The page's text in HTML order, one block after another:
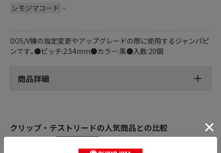
シモジマコード -
DOS/V機の設定変更やアップグレードの際に使用するジャンパピ
ンです｡●ピッチ:2.54mm●カラー:黒●入数:20個
商品詳細
クリップ・テストリードの人気商品との比較